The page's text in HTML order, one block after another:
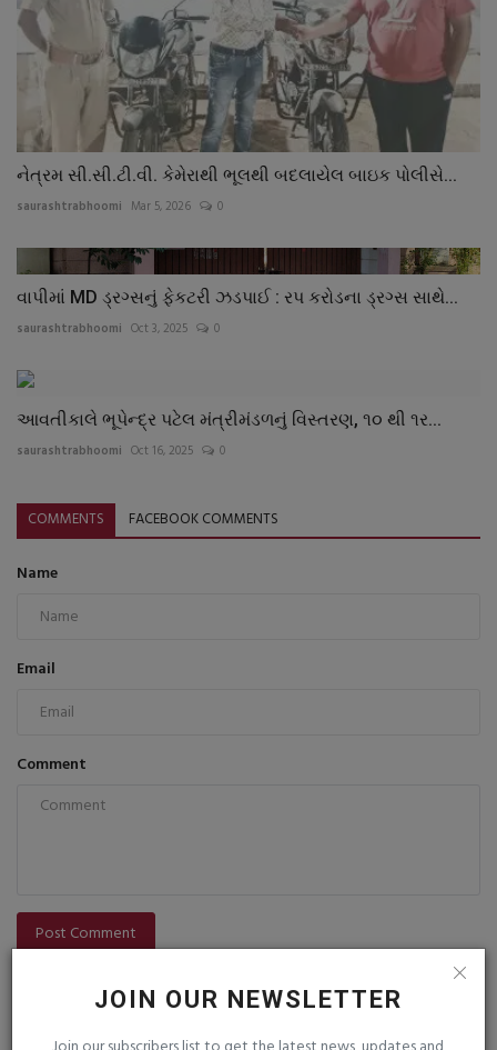
JOIN OUR NEWSLETTER
નેત્રમ સી.સી.ટી.વી. કેમેરાથી ભૂલથી બદલાયેલ બાઇક પોલીસે...
saurashtrabhoomi Mar 5, 2026 0
વાપીમાં MD ડ્રગ્સનું ફેકટરી ઝડપાઈ : રપ કરોડના ડ્રગ્સ સાથે...
saurashtrabhoomi Oct 3, 2025 0
આવતીકાલે ભૂપેન્દ્ર પટેલ મંત્રીમંડળનું વિસ્તરણ, ૧૦ થી ૧ર...
saurashtrabhoomi Oct 16, 2025 0
COMMENTS FACEBOOK COMMENTS
Name
Email
Comment
Post Comment